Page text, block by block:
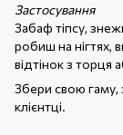
Застосування
Забаф тіпсу,
робиш на нігтях,
відтінок з торця
Збери свою гаму,
клієнтці.